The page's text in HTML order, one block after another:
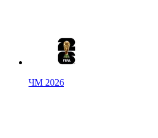
ЧМ 2026